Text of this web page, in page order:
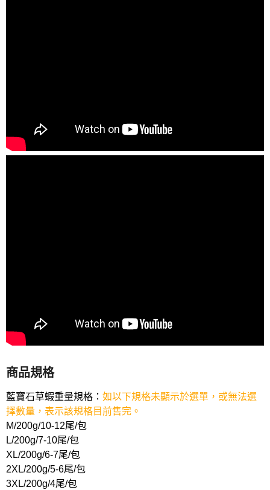
商品規格
藍寶石草蝦重量規格： 如以下規格未顯示於選單，或無法選
擇數量，表示該規格目前售完。
M/200g/10-12尾/包
L/200g/7-10尾/包
XL/200g/6-7尾/包
2XL/200g/5-6尾/包
3XL/200g/4尾/包